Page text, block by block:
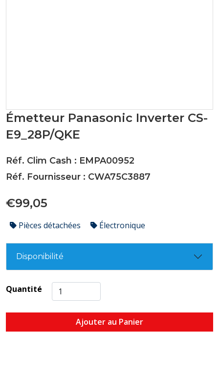
Émetteur Panasonic Inverter CS-
E9_28P/QKE
Réf. Clim Cash : EMPA00952
Réf. Fournisseur : CWA75C3887
€99,05
Pièces détachées Électronique
Disponibilité
Quantité
Ajouter au Panier